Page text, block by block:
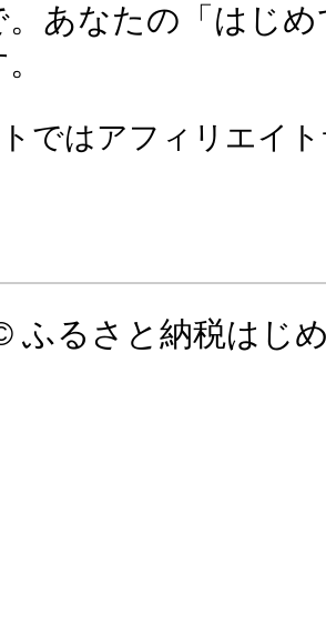
。あなたの「はじ
ではアフィリエイ
ふるさと納税はじ